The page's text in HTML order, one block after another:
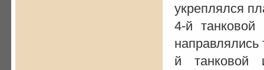
укреплялся
4-й
направлялись
й танковой